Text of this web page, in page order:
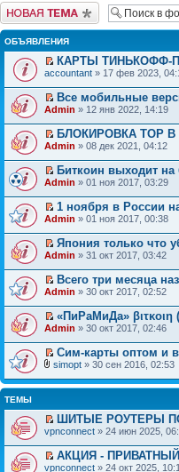
Начать новую тему
ОБЪЯВЛЕНИЯ
КАРТЫ ТИНЬКОФФ-
accountant » 17 фев 2023,
Все мобильные
Admin » 12 янв 2022, 14:19
БЛОКИРОВКА ТОР
Admin » 08 дек 2021, 04:12
Биткоин выходит на
Admin » 01 ноя 2017, 03:29
1 ноября в России
Admin » 01 ноя 2017, 00:38
Япония только что
Admin » 31 окт 2017, 03:42
Всего три месяца
Admin » 30 окт 2017, 02:52
«ПиРаМиДа» βιτκοιη
Admin » 30 окт 2017, 02:46
Сим-карты оптом и
simopt » 30 сен 2016, 02:53
ТЕМЫ
ШИТЫЕ РОУТЕРЫ
vpnconnect » 24 июн 2025,
АКЦИЯ - ПРИВАТНЫЙ
vpnconnect » 24 окт 2025,